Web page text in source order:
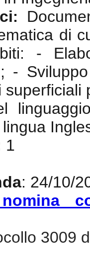
:
di
-
-
1
: 24/10/
3009